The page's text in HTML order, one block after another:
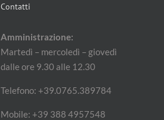
Contatti
Amministrazione:
Martedì – mercoledì – giovedì
dalle ore 9.30 alle 12.30
Telefono: +39.0765.389784
Mobile: +39 388 4957548